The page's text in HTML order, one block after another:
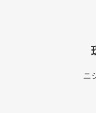
ニ